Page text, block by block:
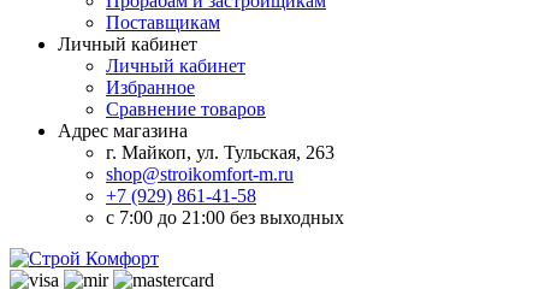
Поставщикам
Личный кабинет
Личный кабинет
Избранное
Сравнение товаров
Адрес магазина
г. Майкоп, ул. Тульская, 263
shop@stroikomfort-m.ru
+7 (929) 861-41-58
с 7:00 до 21:00 без выходных